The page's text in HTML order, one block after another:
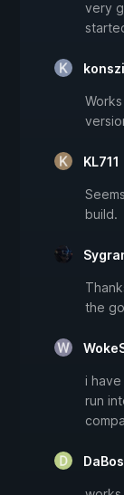
very
KL711
build.
the
i
run